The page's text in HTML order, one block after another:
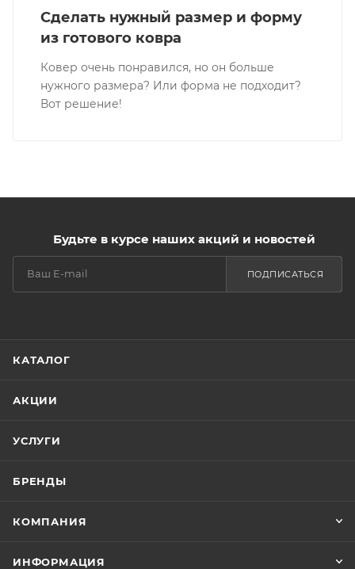
Сделать нужный размер и форму
из готового ковра
Ковер очень понравился, но он больше
нужного размера? Или форма не подходит?
Вот решение!
Будьте в курсе наших акций и новостей
ПОДПИСАТЬСЯ
КАТАЛОГ
АКЦИИ
УСЛУГИ
БРЕНДЫ
КОМПАНИЯ
ИНФОРМАЦИЯ